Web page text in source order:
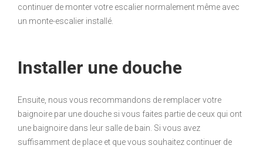
continuer de monter votre escalier normalement même avec
un monte-escalier installé.
Installer une douche
Ensuite, nous vous recommandons de remplacer votre
baignoire par une douche si vous faites partie de ceux qui ont
une baignoire dans leur salle de bain. Si vous avez
suffisamment de place et que vous souhaitez continuer de